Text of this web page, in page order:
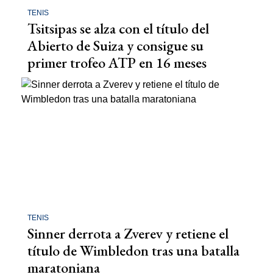
TENIS
Tsitsipas se alza con el título del
Abierto de Suiza y consigue su
primer trofeo ATP en 16 meses
TENIS
Sinner derrota a Zverev y retiene el
título de Wimbledon tras una batalla
maratoniana